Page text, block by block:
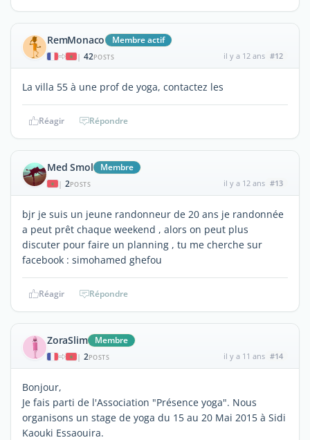
RemMonaco Membre actif
| 42POSTS il y a 12 ans #12
La villa 55 à une prof de yoga, contactez les
Réagir Répondre
Med Smol Membre
| 2POSTS il y a 12 ans #13
bjr je suis un jeune randonneur de 20 ans je randonnée
a peut prêt chaque weekend , alors on peut plus
discuter pour faire un planning , tu me cherche sur
facebook : simohamed ghefou
Réagir Répondre
ZoraSlim Membre
| 2POSTS il y a 11 ans #14
Bonjour,
Je fais parti de l'Association "Présence yoga". Nous
organisons un stage de yoga du 15 au 20 Mai 2015 à Sidi
Kaouki Essaouira.